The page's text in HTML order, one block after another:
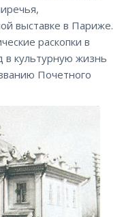
выставке в Париже.
раскопки в
в культурную жизнь
Почетного